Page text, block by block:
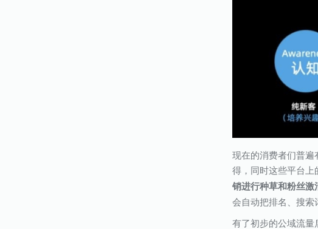
现在的消费者们普遍
得，同时这些平台
销进行种草和粉丝激
会自动把排名、搜索
有了初步的公域流